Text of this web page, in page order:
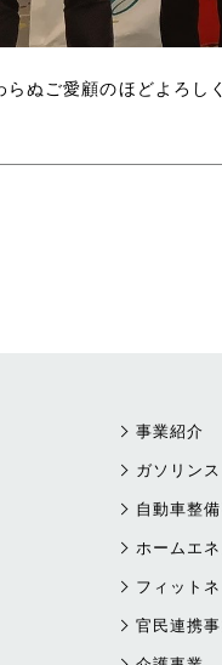
らぬご愛顧のほどよろし
事業紹介
ガソリン
自動車整
ホームエ
フィット
官民連携